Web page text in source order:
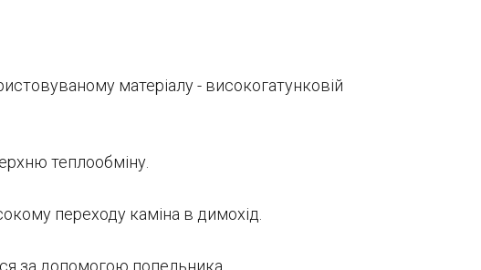
матеріалу - високогатунковій
теплообміну.
переходу каміна в димохід.
за допомогою попельника.